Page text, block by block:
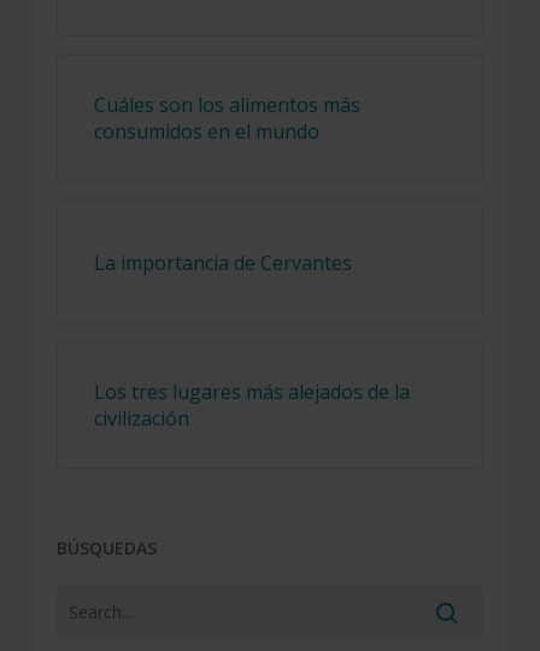
Cuáles son los alimentos más
consumidos en el mundo
La importancia de Cervantes
Los tres lugares más alejados de la
civilización
BÚSQUEDAS